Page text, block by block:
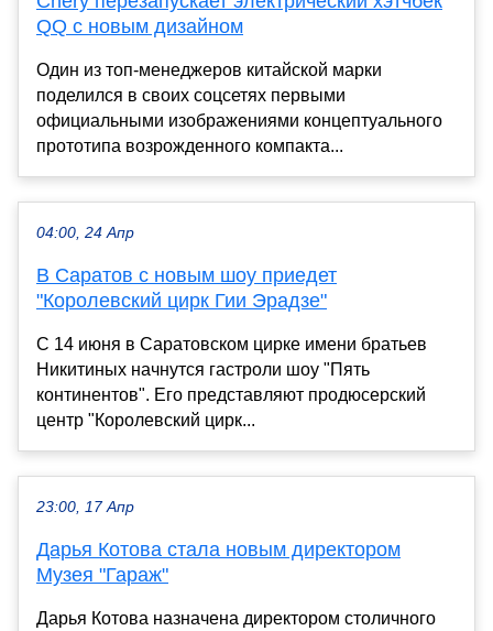
QQ с новым дизайном
Один из топ-менеджеров китайской марки
поделился в своих соцсетях первыми
официальными изображениями концептуального
прототипа возрожденного компакта...
04:00, 24 Апр
В Саратов с новым шоу приедет
"Королевский цирк Гии Эрадзе"
С 14 июня в Саратовском цирке имени братьев
Никитиных начнутся гастроли шоу "Пять
континентов". Его представляют продюсерский
центр "Королевский цирк...
23:00, 17 Апр
Дарья Котова стала новым директором
Музея "Гараж"
Дарья Котова назначена директором столичного